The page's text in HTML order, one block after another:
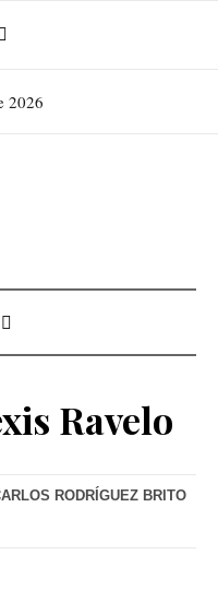
2026
Ravelo
RODRÍGUEZ BRITO